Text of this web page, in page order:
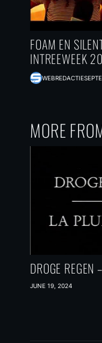
FOAM EN
INTREEWEEK
WEBREDACTIE
MORE
DROGE REGEN
JUNE 19, 2024